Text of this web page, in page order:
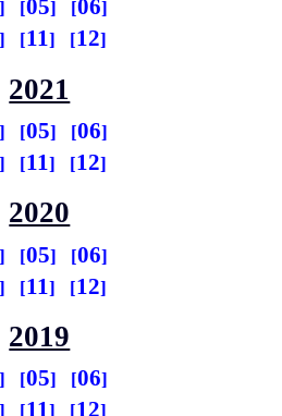
05
06
11 12
2021
05
06
11 12
2020
05
06
11 12
2019
05
06
11 12